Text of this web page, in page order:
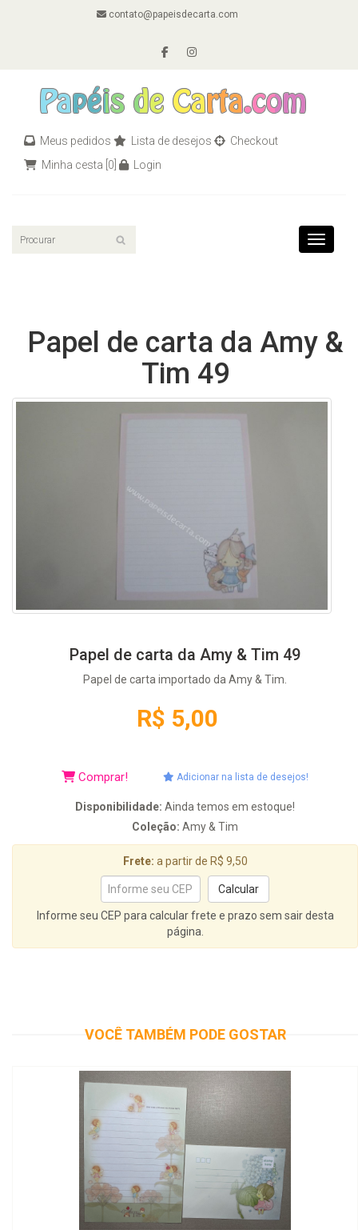
contato@papeisdecarta.com
Meus pedidos Lista de desejos
Checkout
Minha cesta [0] Login
Toggle
Papel de carta da Amy &
Tim 49
Papel de carta da Amy & Tim 49
Papel de carta importado da Amy & Tim.
R$ 5,00
Comprar! Adicionar na lista de desejos!
Disponibilidade: Ainda temos em estoque!
Coleção: Amy & Tim
Frete: a partir de R$ 9,50
Informe seu CEP para calcular frete e prazo sem sair desta
página.
VOCÊ TAMBÉM PODE GOSTAR